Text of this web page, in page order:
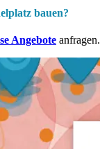
bauen?
Angebote anfragen.